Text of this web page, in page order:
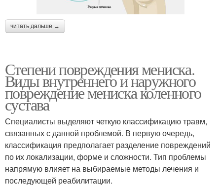
читать дальше →
Степени повреждения мениска.
Виды внутреннего и наружного
повреждение мениска коленного
сустава
Специалисты выделяют четкую классификацию травм,
связанных с данной проблемой. В первую очередь,
классификация предполагает разделение повреждений
по их локализации, форме и сложности. Тип проблемы
напрямую влияет на выбираемые методы лечения и
последующей реабилитации.